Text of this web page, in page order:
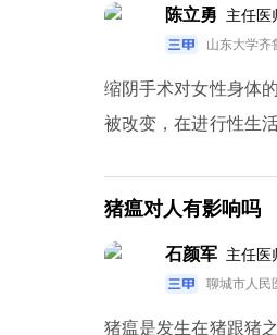
陈立勇 主任医
山东大学齐
缩阴手术对女性身体
被改变，在进行性生
女性会在术后出现膀
猪瘟对人有影响吗
石颜军 主任医
聊城市人民
猪瘟是发生在猪跟猪